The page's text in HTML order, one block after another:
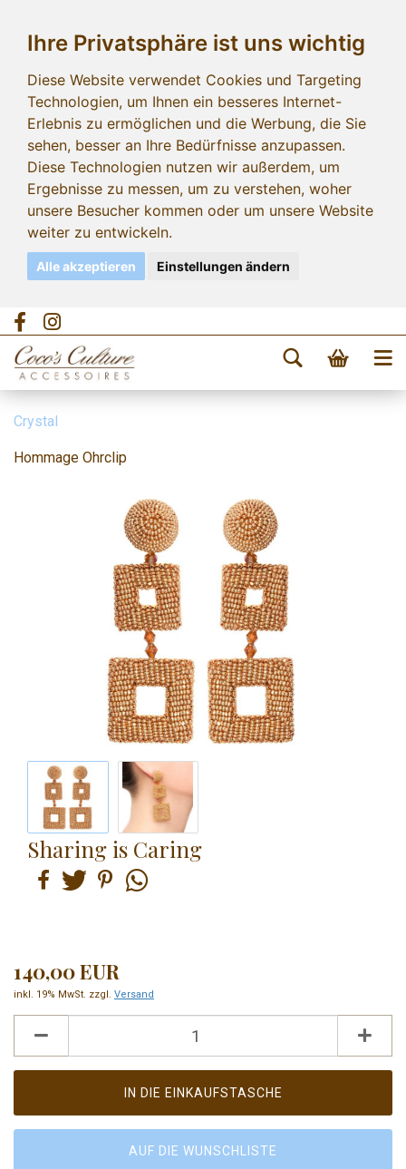
Ihre Privatsphäre ist uns wichtig
Diese Website verwendet Cookies und Targeting
Technologien, um Ihnen ein besseres Internet-
Erlebnis zu ermöglichen und die Werbung, die Sie
sehen, besser an Ihre Bedürfnisse anzupassen.
Diese Technologien nutzen wir außerdem, um
Ergebnisse zu messen, um zu verstehen, woher
unsere Besucher kommen oder um unsere Website
weiter zu entwickeln.
Alle akzeptieren Einstellungen ändern
Crystal
Hommage Ohrclip
Sharing is Caring
140,00 EUR
inkl. 19% MwSt. zzgl. Versand
AUF DIE WUNSCHLISTE